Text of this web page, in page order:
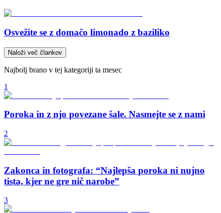
Osvežite se z domačo limonado z baziliko
Naloži več člankov
Najbolj brano v tej kategoriji ta mesec
1
Poroka in z njo povezane šale. Nasmejte se z nami
2
Zakonca in fotografa: “Najlepša poroka ni nujno
tista, kjer ne gre nič narobe”
3